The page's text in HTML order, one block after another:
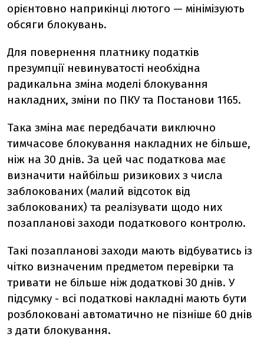
орієнтовно наприкінці лютого — мінімізують
обсяги блокувань.
Для повернення платнику податків
презумпції невинуватості необхідна
радикальна зміна моделі блокування
накладних, зміни по ПКУ та Постанови 1165.
Така зміна має передбачати виключно
тимчасове блокування накладних не більше,
ніж на 30 днів. За цей час податкова має
визначити найбільш ризикових з числа
заблокованих (малий відсоток від
заблокованих) та реалізувати щодо них
позапланові заходи податкового контролю.
Такі позапланові заходи мають відбуватись із
чітко визначеним предметом перевірки та
тривати не більше ніж додаткові 30 днів. У
підсумку - всі податкові накладні мають бути
розблоковані автоматично не пізніше 60 днів
з дати блокування.